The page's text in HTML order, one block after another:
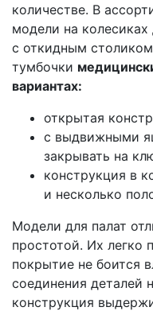
количестве. В
модели на
с откидным
тумбочки
вариантах:
открытая
с выдвижными
закрывать на
конструкция в
и несколько
Модели для палат
простотой. Их легко
покрытие не боится
соединения деталей
конструкция